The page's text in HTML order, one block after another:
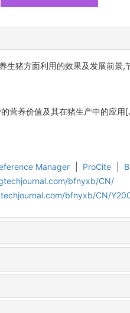
猪方面利用的效果及发展前景,
营养价值及其在猪生产中的应
Manager ProCite
bfnyxb/CN/
bfnyxb/CN/